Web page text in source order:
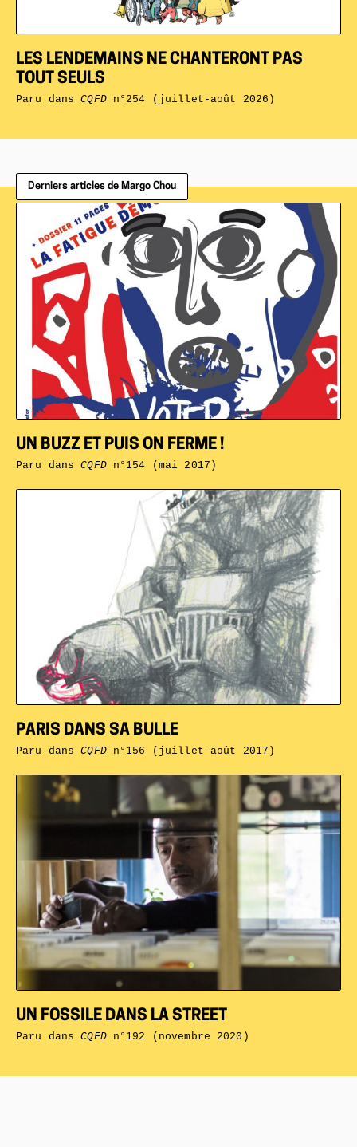
LES LENDEMAINS NE CHANTERONT PAS
TOUT SEULS
Paru dansCQFDn°254 (juillet-août 2026)
Derniers articles de Margo Chou
UN FOSSILE DANS LA STREET
Paru dansCQFDn°192 (novembre 2020)
PARIS DANS SA BULLE
Paru dansCQFDn°156 (juillet-août 2017)
UN BUZZ ET PUIS ON FERME !
Paru dansCQFDn°154 (mai 2017)